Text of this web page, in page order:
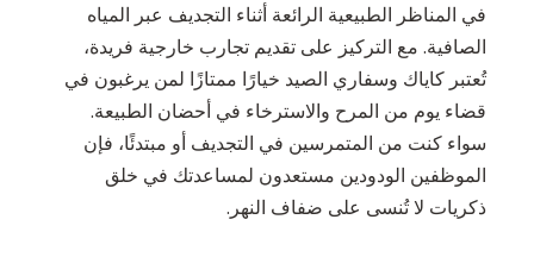
في المناظر الطبيعية الرائعة أثناء التجديف عبر المياه
الصافية. مع التركيز على تقديم تجارب خارجية فريدة،
تُعتبر كاياك وسفاري الصيد خيارًا ممتازًا لمن يرغبون في
قضاء يوم من المرح والاسترخاء في أحضان الطبيعة.
سواء كنت من المتمرسين في التجديف أو مبتدئًا، فإن
الموظفين الودودين مستعدون لمساعدتك في خلق
ذكريات لا تُنسى على ضفاف النهر.